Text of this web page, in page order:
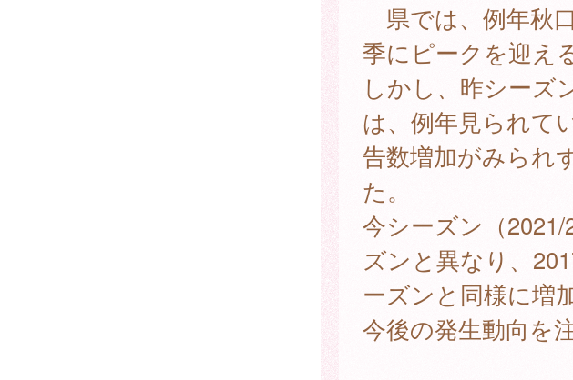
県では、例年秋
季にピークを迎え
しかし、昨シーズ
は、例年見られて
告数増加がみられ
た。
今シーズン（
ズンと異なり、
ーズンと同様に増
今後の発生動向を